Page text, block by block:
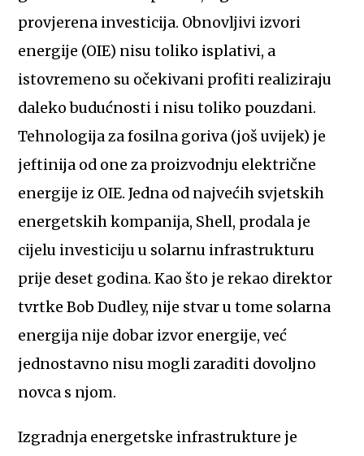
provjerena investicija. Obnovljivi izvori
energije (OIE) nisu toliko isplativi, a
istovremeno su očekivani profiti realiziraju
daleko budućnosti i nisu toliko pouzdani.
Tehnologija za fosilna goriva (još uvijek) je
jeftinija od one za proizvodnju električne
energije iz OIE. Jedna od najvećih svjetskih
energetskih kompanija, Shell, prodala je
cijelu investiciju u solarnu infrastrukturu
prije deset godina. Kao što je rekao direktor
tvrtke Bob Dudley, nije stvar u tome solarna
energija nije dobar izvor energije, već
jednostavno nisu mogli zaraditi dovoljno
novca s njom.
Izgradnja energetske infrastrukture je